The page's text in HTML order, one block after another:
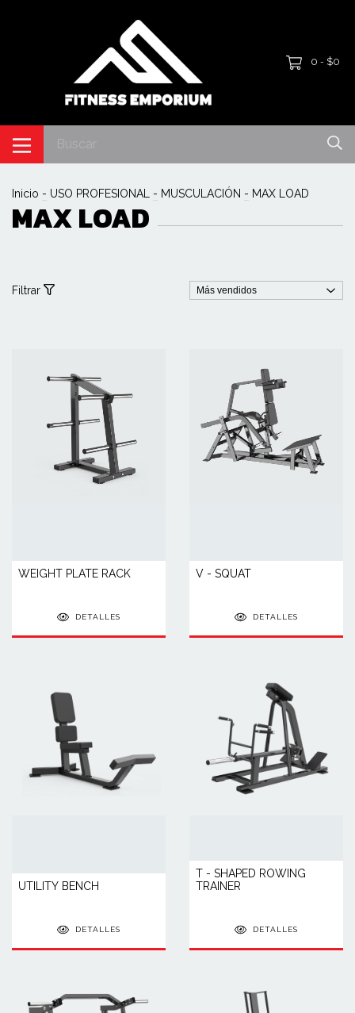
0 - $0
Inicio - USO PROFESIONAL - MUSCULACIÓN - MAX LOAD
MAX LOAD
Filtrar
WEIGHT PLATE RACK
DETALLES
V - SQUAT
DETALLES
UTILITY BENCH
DETALLES
T - SHAPED ROWING
TRAINER
DETALLES